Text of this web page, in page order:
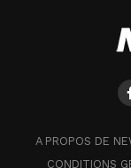
A PROPOS DE
CONDITIONS